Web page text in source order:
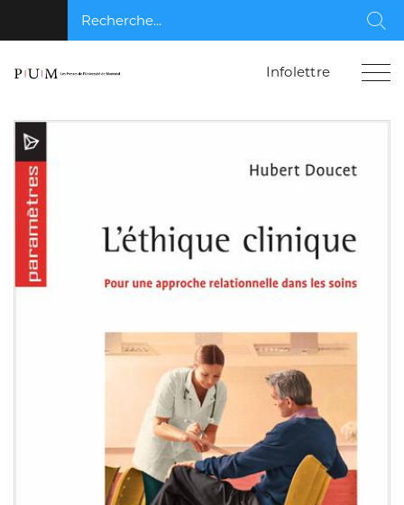
Recherche...
Infolettre